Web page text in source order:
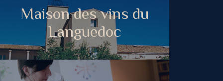
Maison des vins du
Languedoc